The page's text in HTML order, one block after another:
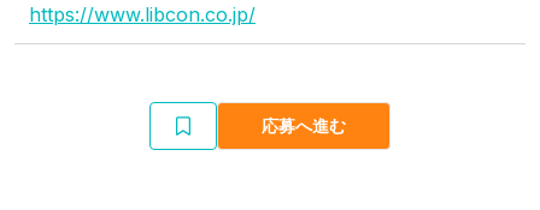
https://www.libcon.co.jp/
応募へ進む